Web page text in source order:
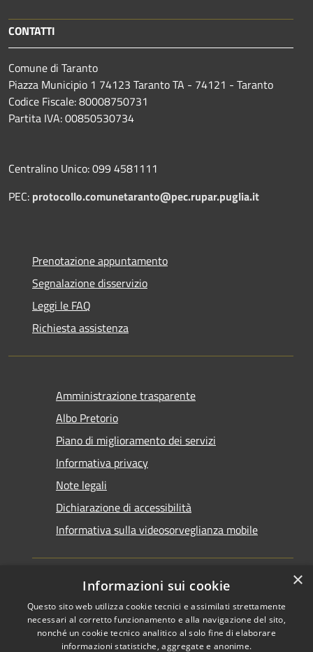
CONTATTI
Comune di Taranto
Piazza Municipio 1 74123 Taranto TA - 74121 - Taranto
Codice Fiscale: 80008750731
Partita IVA: 00850530734
Centralino Unico: 099 4581111
PEC: protocollo.comunetaranto@pec.rupar.puglia.it
Prenotazione appuntamento
Segnalazione disservizio
Leggi le FAQ
Richiesta assistenza
Amministrazione trasparente
Albo Pretorio
Piano di miglioramento dei servizi
Informativa privacy
Note legali
Dichiarazione di accessibilità
Informativa sulla videosorveglianza mobile
RSS
Accessibilità
Copyright © 2026 • Comune di
Taranto • Powered by
×
Informazioni sui cookie
Questo sito web utilizza cookie tecnici e assimilati strettamente
necessari al corretto funzionamento e alla navigazione del sito,
nonché un cookie tecnico analitico al solo fine di elaborare
informazioni statistiche, aggregate e anonime.